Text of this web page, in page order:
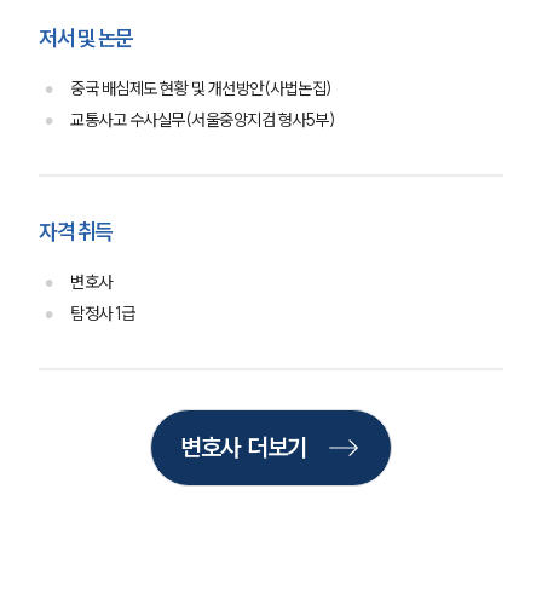
대륜법률상담예약
저서 및 논문
중국 배심제도 현황 및 개선방안(사법논집)
교통사고 수사실무(서울중앙지검 형사5부)
자격 취득
변호사
탐정사 1급
변호사 더보기